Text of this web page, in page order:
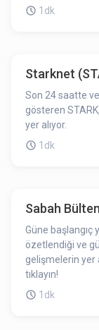
1dk
Starknet
Son 24 saatte
gösteren
yer alıyor.
1dk
Sabah
Güne başlangıç
özetlendiği ve
gelişmelerin yer
tıklayın!
1dk